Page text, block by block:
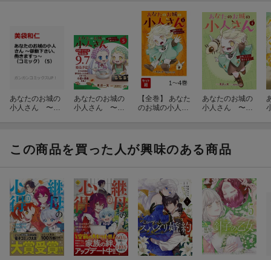
あなたのお城の
小人さん 〜御
あなたのお城の
小人さん 〜御
装版 小冊子付
き
【全巻】 あなた
のお城の小人さ
あなたのお城の
小人さん 〜御
この商品を買った人が興味のある商品